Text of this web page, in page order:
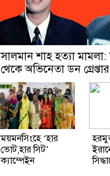
সালমান শাহ হত্যা মামলা:
থেকে অভিনেতা ডন গ্রেপ্তার
ময়মনসিংহে ‘হার
ভোট,হার সিট’
ক্যাম্পেইন